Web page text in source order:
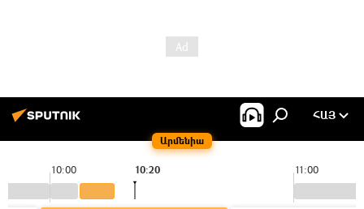
Արմենիա
ՀԱՅ
10:00 11:00
10:20